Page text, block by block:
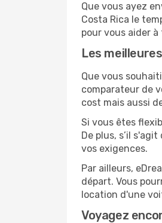
Que vous ayez
Costa Rica le
pour vous aider
Les
Que vous
comparateur de
cost mais aussi
Si vous êtes
De plus, s’il
vos exigences.
Par ailleurs,
départ. Vous
location d'une
Voyagez